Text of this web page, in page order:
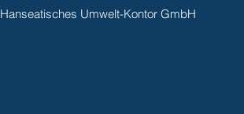
Hanseatisches Umwelt-Kontor GmbH